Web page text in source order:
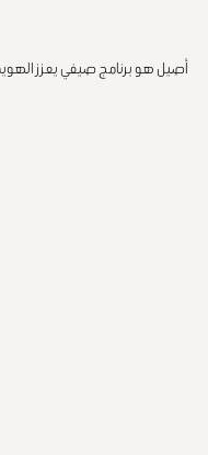
أﺻﻴﻞ ﻫﻮ ﺑﺮﻧﺎﻣﺞ ﺻﻴﻔﻲ ﻳﻌﺰز